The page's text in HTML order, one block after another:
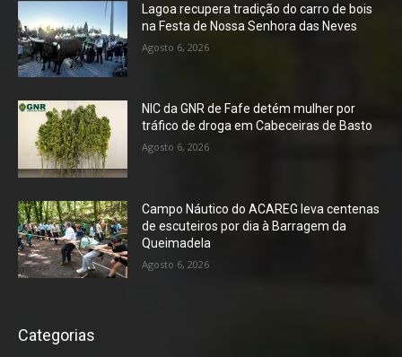
Lagoa recupera tradição do carro de bois
na Festa de Nossa Senhora das Neves
Agosto 6, 2026
NIC da GNR de Fafe detém mulher por
tráfico de droga em Cabeceiras de Basto
Agosto 6, 2026
Campo Náutico do ACAREG leva centenas
de escuteiros por dia à Barragem da
Queimadela
Agosto 6, 2026
Categorias